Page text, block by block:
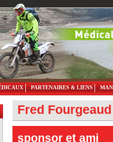
PARTENAIRES & LIENS
Fred Fourgeaud
sponsor et ami